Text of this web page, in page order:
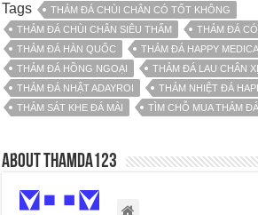
Tags
THẢM ĐÁ CHÙI CHÂN CÓ TỐT KHÔNG
THẢM ĐÁ CHÙI CHÂN SIÊU THẤM
THẢM ĐÁ
THẢM ĐÁ HÀN QUỐC
THẢM ĐÁ HAPPY
THẢM ĐÁ HỒNG NGOẠI
THẢM ĐÁ LAU CHÂN
THẢM ĐÁ NHẬT ADAYROI
THẢM NHIỆT ĐÁ
THẢM SÁT KHE ĐÁ MÀI
TÌM CHỖ MUA THẢM ĐÁ
About thamda123